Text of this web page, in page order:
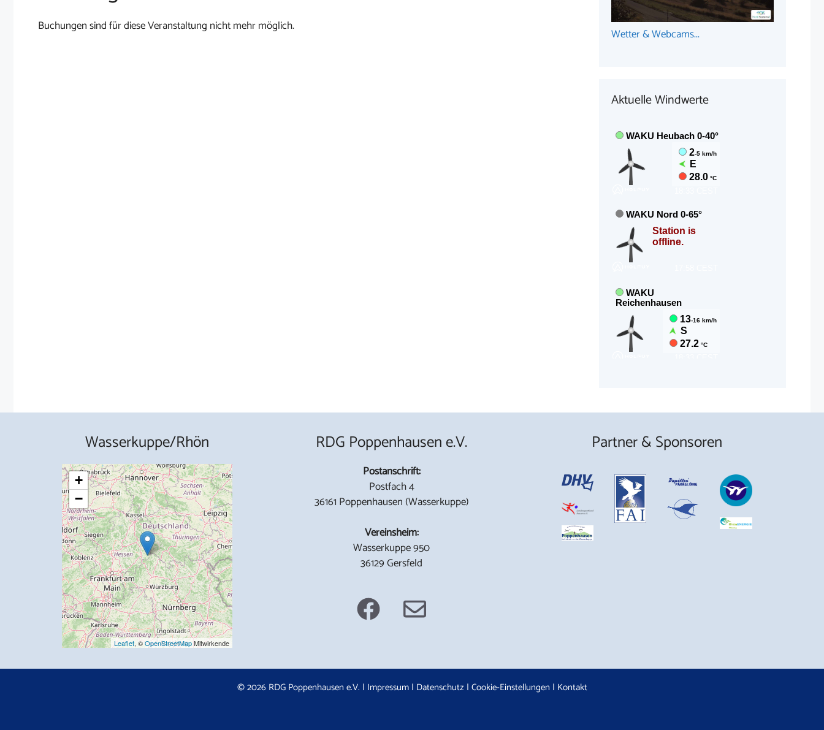
Buchungen sind für diese Veranstaltung nicht mehr möglich. Wetter & Webcams...
Aktuelle Windwerte
Wasserkuppe/Rhön
+
−
Leaflet, ©OpenStreetMapMitwirkende
RDG Poppenhausen e.V.
Postanschrift:
Postfach 4
36161 Poppenhausen (Wasserkuppe)
Vereinsheim:
Wasserkuppe 950
36129 Gersfeld
Partner & Sponsoren
© 2026 RDG Poppenhausen e.V. | Impressum| Datenschutz | Cookie-Einstellungen | Kontakt